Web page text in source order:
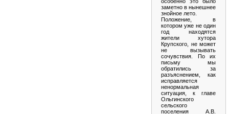
заметно в нынешнее
знойное лето.
Положение, в
котором уже не один
год находятся
жители хутора
Крупского, не может
не вызывать
сочувствия. По их
письму мы
обратились за
разъяснением, как
исправляется
ненормальная
ситуация, к главе
Ольгинского
сельского
поселения А.В.